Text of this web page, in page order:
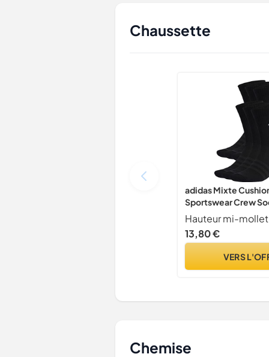
Chaussette
adidas Mixte
Sportswear Crew
Black / White, 6.5-8
Hauteur mi-
13,80 €
VERS
Chemise